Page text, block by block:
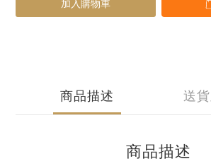
加入購物車
商品描述 送
商品描述